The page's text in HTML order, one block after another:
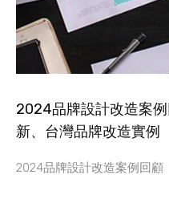
2024品牌設計改造案
新、台灣品牌改造實例
2024品牌設計改造案例回顧｜